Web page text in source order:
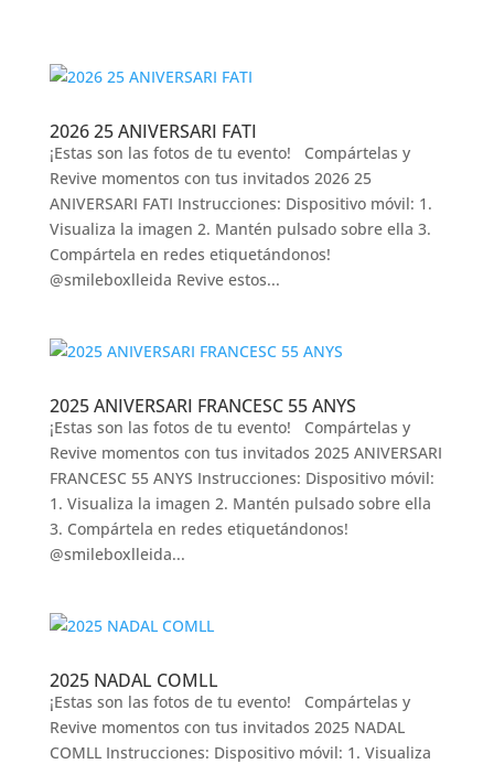
2026 25 ANIVERSARI FATI
¡Estas son las fotos de tu evento! Compártelas y
Revive momentos con tus invitados 2026 25
ANIVERSARI FATI Instrucciones: Dispositivo móvil: 1.
Visualiza la imagen 2. Mantén pulsado sobre ella 3.
Compártela en redes etiquetándonos!
@smileboxlleida Revive estos...
2025 ANIVERSARI FRANCESC 55 ANYS
¡Estas son las fotos de tu evento! Compártelas y
Revive momentos con tus invitados 2025 ANIVERSARI
FRANCESC 55 ANYS Instrucciones: Dispositivo móvil:
1. Visualiza la imagen 2. Mantén pulsado sobre ella
3. Compártela en redes etiquetándonos!
@smileboxlleida...
2025 NADAL COMLL
¡Estas son las fotos de tu evento! Compártelas y
Revive momentos con tus invitados 2025 NADAL
COMLL Instrucciones: Dispositivo móvil: 1. Visualiza